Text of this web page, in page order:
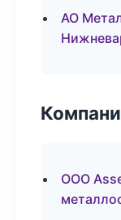
АО
ООО